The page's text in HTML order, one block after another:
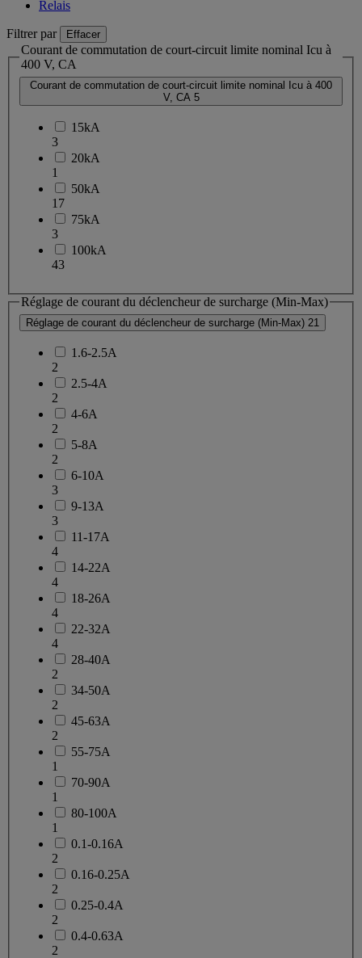
Relais
Filtrer par Effacer
Courant de commutation de court-circuit limite nominal Icu à
400 V, CA
Courant de commutation de court-circuit limite nominal Icu à 400
V, CA 5
15kA
3
20kA
1
50kA
17
75kA
3
100kA
43
Réglage de courant du déclencheur de surcharge (Min-Max)
Réglage de courant du déclencheur de surcharge (Min-Max) 21
1.6-2.5A
2
2.5-4A
2
4-6A
2
5-8A
2
6-10A
3
9-13A
3
11-17A
4
14-22A
4
18-26A
4
22-32A
4
28-40A
2
34-50A
2
45-63A
2
55-75A
1
70-90A
1
80-100A
1
0.1-0.16A
2
0.16-0.25A
2
0.25-0.4A
2
0.4-0.63A
2